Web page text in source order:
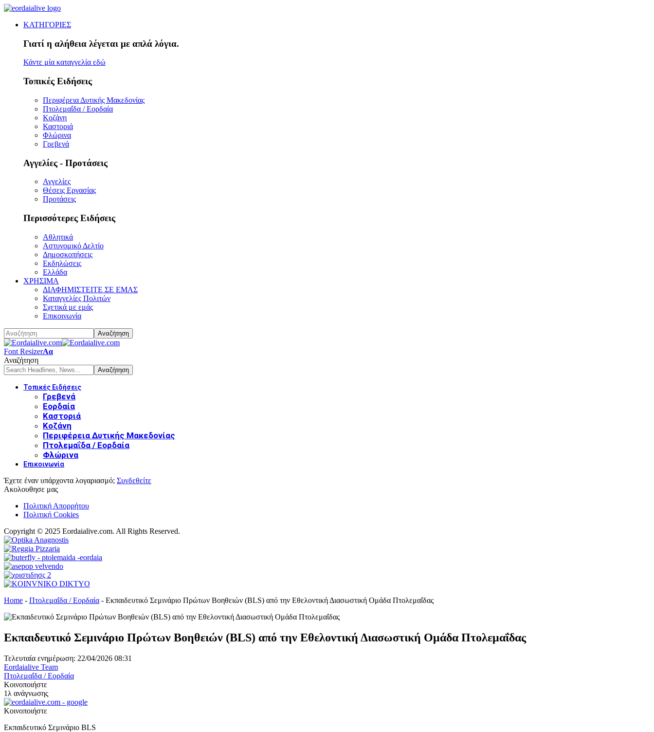
ΚΑΤΗΓΟΡΙΕΣ
Γιατί η αλήθεια λέγεται με απλά λόγια.
Κάντε μία καταγγελία εδώ
Τοπικές Ειδήσεις
Περιφέρεια Δυτικής Μακεδονίας
Πτολεμαΐδα / Εορδαία
Κοζάνη
Καστοριά
Φλώρινα
Γρεβενά
Αγγελίες - Προτάσεις
Αγγελίες
Θέσεις Εργασίας
Προτάσεις
Περισσότερες Ειδήσεις
Αθλητικά
Αστυνομικό Δελτίο
Δημοσκοπήσεις
Εκδηλώσεις
Ελλάδα
ΧΡΗΣΙΜΑ
ΔΙΑΦΗΜΙΣΤΕΙΤΕ ΣΕ ΕΜΑΣ
Καταγγελίες Πολιτών
Σχετικά με εμάς
Επικοινωνία
Font ResizerΑα
Αναζήτηση
Τοπικές Ειδήσεις
Γρεβενά
Εορδαία
Καστοριά
Κοζάνη
Περιφέρεια Δυτικής Μακεδονίας
Πτολεμαΐδα / Εορδαία
Φλώρινα
Επικοινωνία
Έχετε έναν υπάρχοντα λογαριασμό; Συνδεθείτε
Ακολουθησε μας
Πολιτική Απορρήτου
Πολιτική Cookies
Copyright © 2025 Eordaialive.com. All Rights Reserved.
Home - Πτολεμαΐδα / Εορδαία - Εκπαιδευτικό Σεμινάριο Πρώτων Βοηθειών (BLS) από την Εθελοντική Διασωστική Ομάδα Πτολεμαΐδας
Εκπαιδευτικό Σεμινάριο Πρώτων Βοηθειών (BLS) από την Εθελοντική Διασωστική Ομάδα Πτολεμαΐδας
Τελευταία ενημέρωση: 22/04/2026 08:31
Eordaialive Team
Πτολεμαΐδα / Εορδαία
Κοινοποιήστε
1λ ανάγνωσης
Κοινοποιήστε
Εκπαιδευτικό Σεμινάριο BLS